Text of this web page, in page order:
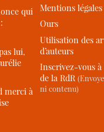
qui
lui,
merci à
Mentions légales
Ours
Utilisation des
d’auteurs
Inscrivez-vous
de la RdR
ni contenu)